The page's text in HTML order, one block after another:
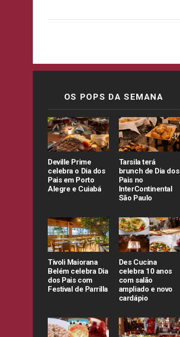
OS POPS DA SEMANA
Deville Prime
celebra o Dia dos
Pais em Porto
Alegre e Cuiabá
Tarsila terá
brunch de Dia dos
Pais no
InterContinental
São Paulo
Tivoli Maiorana
Belém celebra Dia
dos Pais com
Festival de Parrilla
Des Cucina
celebra 10 anos
com salão
ampliado e novo
cardápio